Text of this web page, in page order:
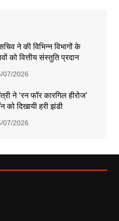
ने की विभिन्न विभागों के
को वित्तीय संस्तुति प्रदान
07/2026
ने ‘रन फॉर कारगिल हीरोज’
को दिखायी हरी झंडी
07/2026